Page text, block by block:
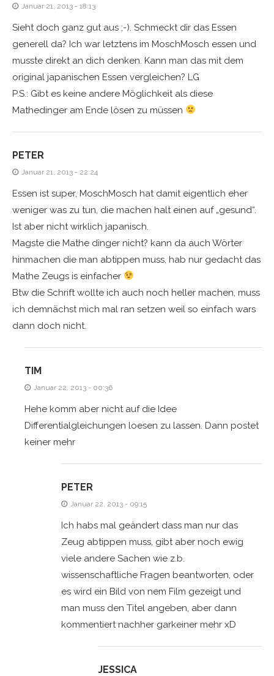
Januar 21, 2013 - 18:13
Sieht doch ganz gut aus ;-). Schmeckt dir das Essen
generell da? Ich war letztens im MoschMosch essen und
musste direkt an dich denken. Kann man das mit dem
original japanischen Essen vergleichen? LG
P.S.: Gibt es keine andere Möglichkeit als diese
Mathedinger am Ende lösen zu müssen
PETER
Januar 21, 2013 - 22:24
Essen ist super, MoschMosch hat damit eigentlich eher
weniger was zu tun, die machen halt einen auf „gesund“.
Ist aber nicht wirklich japanisch.
Magste die Mathe dinger nicht? kann da auch Wörter
hinmachen die man abtippen muss, hab nur gedacht das
Mathe Zeugs is einfacher
Btw die Schrift wollte ich auch noch heller machen, muss
ich demnächst mich mal ran setzen weil so einfach wars
dann doch nicht.
TIM
Januar 22, 2013 - 00:36
Hehe komm aber nicht auf die Idee
Differentialgleichungen loesen zu lassen. Dann postet
keiner mehr
PETER
Januar 22, 2013 - 09:15
Ich habs mal geändert dass man nur das
Zeug abtippen muss, gibt aber noch ewig
viele andere Sachen wie z.b.
wissenschaftliche Fragen beantworten, oder
es wird ein Bild von nem Film gezeigt und
man muss den Titel angeben, aber dann
kommentiert nachher garkeiner mehr xD
JESSICA